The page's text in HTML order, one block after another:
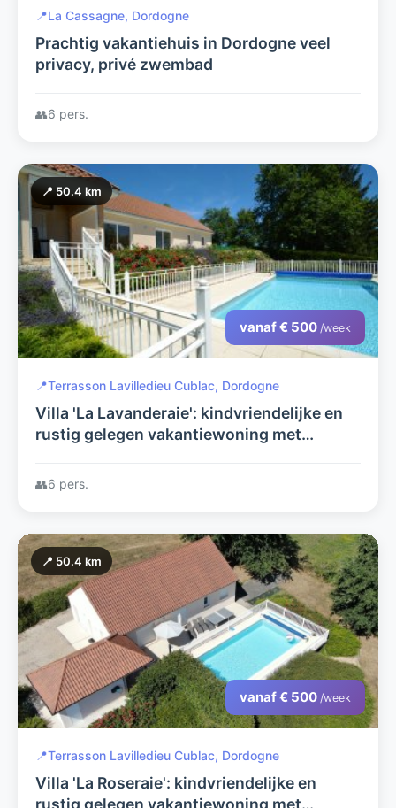
📍La Cassagne, Dordogne
Prachtig vakantiehuis in Dordogne veel
privacy, privé zwembad
👥6 pers.
📍 50.4 km
vanaf € 500 /week
📍Terrasson Lavilledieu Cublac, Dordogne
Villa 'La Lavanderaie': kindvriendelijke en
rustig gelegen vakantiewoning met
uitzicht.
👥6 pers.
📍 50.4 km
vanaf € 500 /week
📍Terrasson Lavilledieu Cublac, Dordogne
Villa 'La Roseraie': kindvriendelijke en
rustig gelegen vakantiewoning met